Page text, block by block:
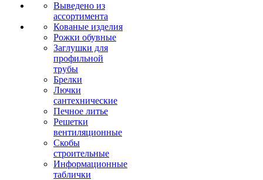
Выведено из
ассортимента
Кованые изделия
Рожки обувные
Заглушки для
профильной
трубы
Брелки
Лючки
сантехнические
Печное литье
Решетки
вентиляционные
Скобы
строительные
Информационные
таблички